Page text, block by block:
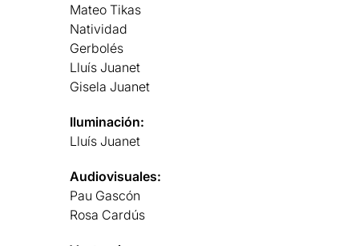
Mateo Tikas
Natividad
Gerbolés
Lluís Juanet
Gisela Juanet
Iluminación:
Lluís Juanet
Audiovisuales:
Pau Gascón
Rosa Cardús